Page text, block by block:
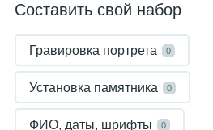
Составить свой набор
Гравировка портрета 0
Установка памятника 0
ФИО, даты, шрифты 0